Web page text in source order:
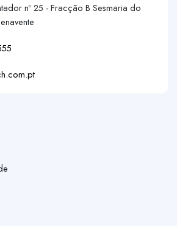
nº 25 - Fracção B Sesmaria do